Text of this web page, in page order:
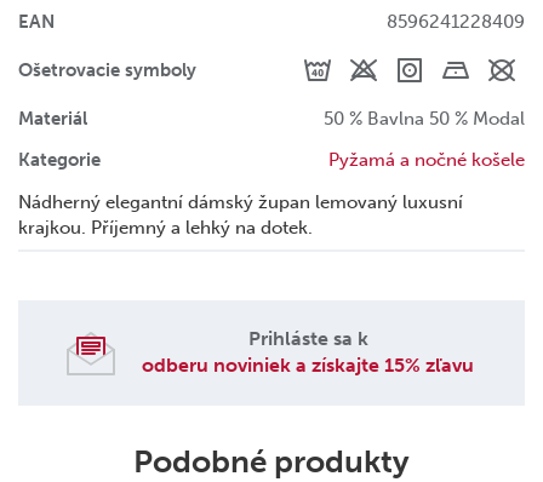
EAN 8596241228409
Ošetrovacie symboly
Materiál
50 % Bavlna 50 % Modal
Kategorie
Pyžamá a nočné košele
Nádherný elegantní dámský župan lemovaný luxusní
krajkou. Příjemný a lehký na dotek.
Prihláste sa k
odberu noviniek a získajte 15% zľavu
Podobné produkty